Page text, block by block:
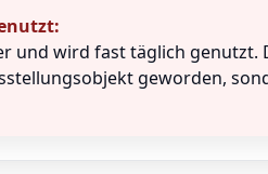
und wird fast täglich genutzt.
geworden,